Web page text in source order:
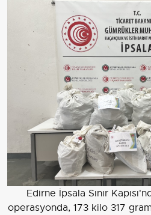
Edirne İpsala Sınır
operasyonda, 173 kilo 317